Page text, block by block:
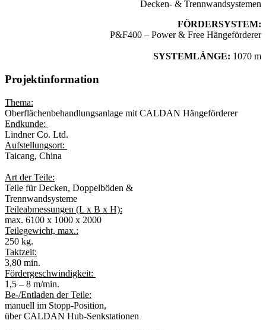
Decken- & Trennwandsystemen
FÖRDERSYSTEM:
P&F400 – Power & Free Hängeförderer
SYSTEMLÄNGE: 1070 m
Projektinformation
Thema:
Oberflächenbehandlungsanlage mit CALDAN Hängeförderer
Endkunde:
Lindner Co. Ltd.
Aufstellungsort:
Taicang, China
Art der Teile:
Teile für Decken, Doppelböden &
Trennwandsysteme
Teileabmessungen (L x B x H):
max. 6100 x 1000 x 2000
Teilegewicht, max.:
250 kg.
Taktzeit:
3,80 min.
Fördergeschwindigkeit:
1,5 – 8 m/min.
Be-/Entladen der Teile:
manuell im Stopp-Position,
über CALDAN Hub-Senkstationen